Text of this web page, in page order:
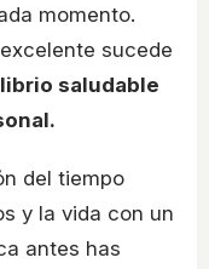
momento.
sucede
saludable
del tiempo
y la vida con un
antes has